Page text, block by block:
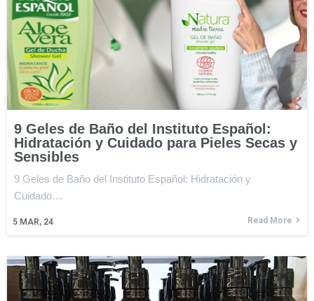
9 Geles de Baño del Instituto Español:
Hidratación y Cuidado para Pieles Secas y
Sensibles
5 MAR, 24
9 Geles de Baño del Instituto Español: Hidratación y
Cuidado…
Read More